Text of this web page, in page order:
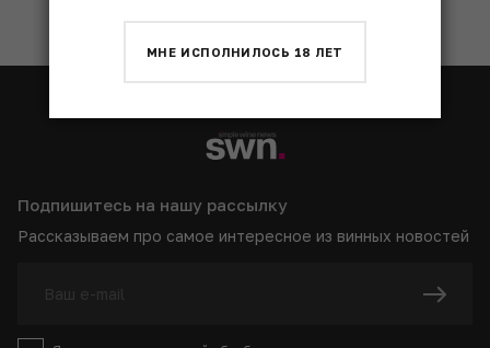
Подпишитесь на нашу рассылку
Рассказываем про самое интересное из винных новостей
МНЕ ИСПОЛНИЛОСЬ 18 ЛЕТ